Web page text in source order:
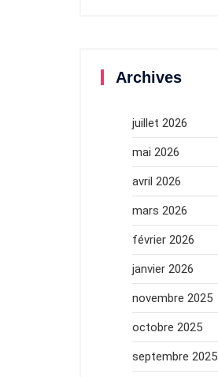
Archives
juillet 2026
mai 2026
avril 2026
mars 2026
février 2026
janvier 2026
novembre 2025
octobre 2025
septembre 2025